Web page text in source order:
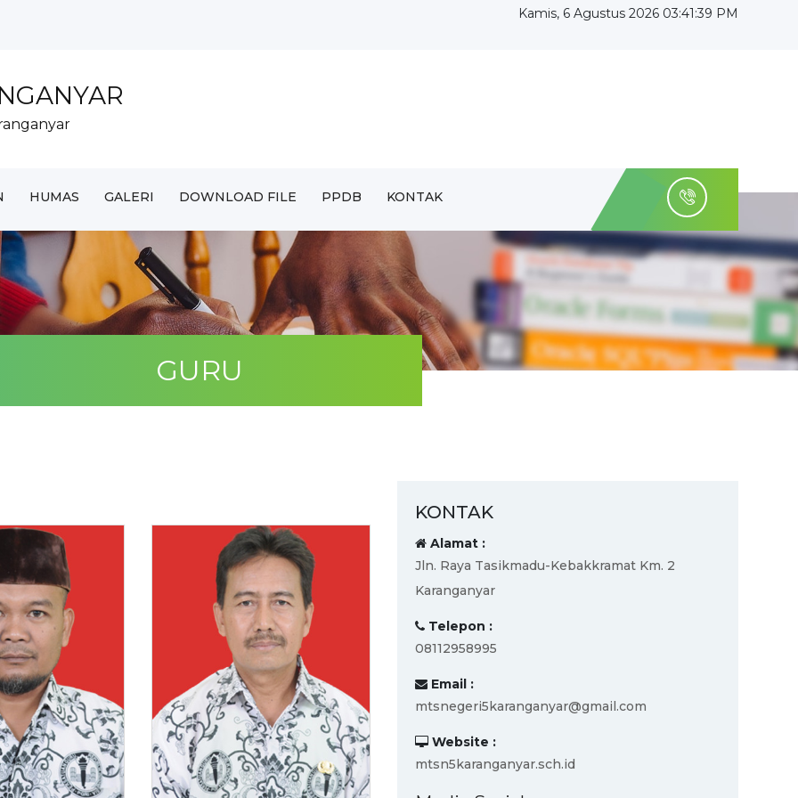
DI MTs N...
tahun...
Kamis, 6 Agustus 2026 03:41:41 PM
HUMAS GALERI DOWNLOAD FILE PPDB KONTAK
GURU
KONTAK
Alamat :
Jln. Raya Tasikmadu-Kebakkramat Km. 2
Karanganyar
Telepon :
08112958995
Email :
mtsnegeri5karanganyar@gmail.com
Website :
mtsn5karanganyar.sch.id